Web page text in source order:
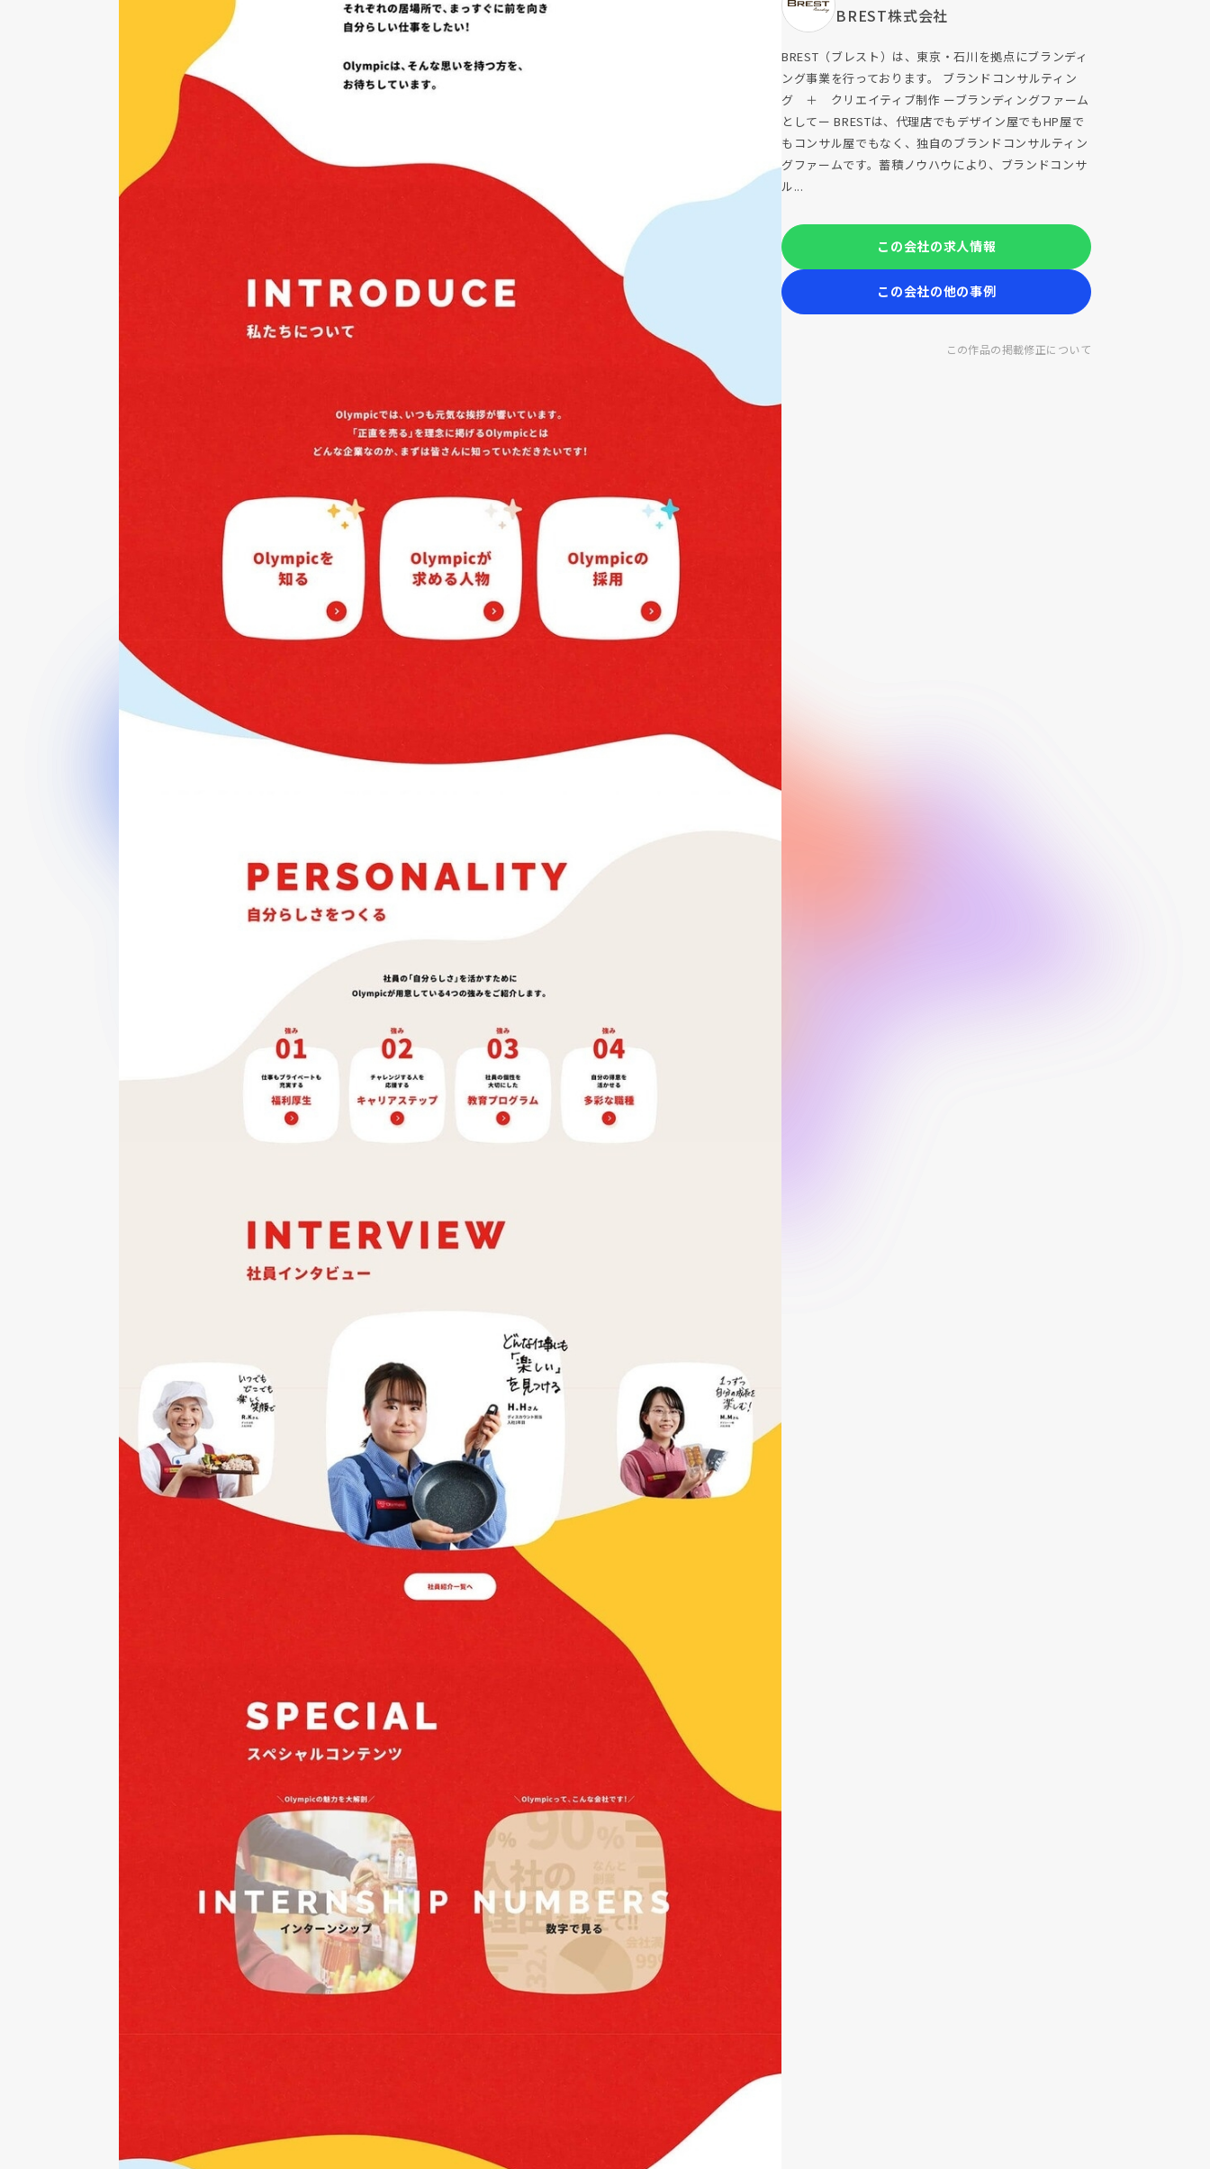
BREST株式会社
BREST（ブレスト）は、東京・石川を拠点にブランディ
ング事業を行っております。 ブランドコンサルティン
グ ＋ クリエイティブ制作 ーブランディングファーム
としてー BRESTは、代理店でもデザイン屋でもHP屋で
もコンサル屋でもなく、独自のブランドコンサルティン
グファームです。蓄積ノウハウにより、ブランドコンサ
ル...
この会社の求人情報
この会社の他の事例
この作品の掲載修正について